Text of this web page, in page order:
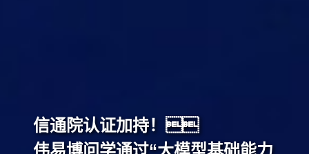
为领先的